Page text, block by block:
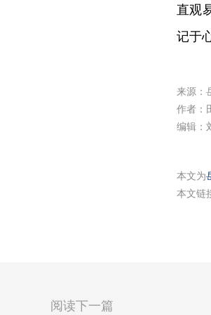
直观
记于
来源：
作者：
编辑：
本文为
本文链
阅读下一篇